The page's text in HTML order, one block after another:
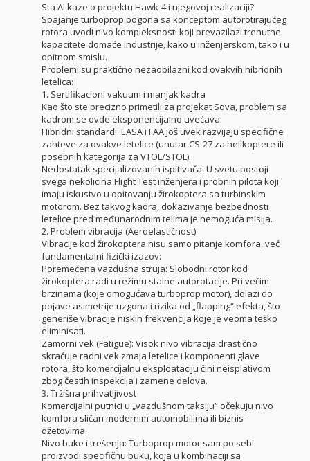
Sta AI kaze o projektu Hawk-4 i njegovoj realizaciji?
Spajanje turboprop pogona sa konceptom autorotirajućeg
rotora uvodi nivo kompleksnosti koji prevazilazi trenutne
kapacitete domaće industrije, kako u inženjerskom, tako i u
opitnom smislu.
Problemi su praktično nezaobilazni kod ovakvih hibridnih
letelica:
1. Sertifikacioni vakuum i manjak kadra
Kao što ste precizno primetili za projekat Sova, problem sa
kadrom se ovde eksponencijalno uvećava:
Hibridni standardi: EASA i FAA još uvek razvijaju specifične
zahteve za ovakve letelice (unutar CS-27 za helikoptere ili
posebnih kategorija za VTOL/STOL).
Nedostatak specijalizovanih ispitivača: U svetu postoji
svega nekolicina Flight Test inženjera i probnih pilota koji
imaju iskustvo u opitovanju žirokoptera sa turbinskim
motorom. Bez takvog kadra, dokazivanje bezbednosti
letelice pred međunarodnim telima je nemoguća misija.
2. Problem vibracija (Aeroelastičnost)
Vibracije kod žirokoptera nisu samo pitanje komfora, već
fundamentalni fizički izazov:
Poremećena vazdušna struja: Slobodni rotor kod
žirokoptera radi u režimu stalne autorotacije. Pri većim
brzinama (koje omogućava turboprop motor), dolazi do
pojave asimetrije uzgona i rizika od „flapping“ efekta, što
generiše vibracije niskih frekvencija koje je veoma teško
eliminisati.
Zamorni vek (Fatigue): Visok nivo vibracija drastično
skraćuje radni vek zmaja letelice i komponenti glave
rotora, što komercijalnu eksploataciju čini neisplativom
zbog čestih inspekcija i zamene delova.
3. Tržišna prihvatljivost
Komercijalni putnici u „vazdušnom taksiju“ očekuju nivo
komfora sličan modernim automobilima ili biznis-
džetovima.
Nivo buke i trešenja: Turboprop motor sam po sebi
proizvodi specifičnu buku, koja u kombinaciji sa